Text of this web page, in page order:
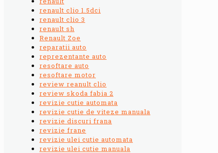
renault clio 1.5dci
renault clio 3
renault sh
Renault Zoe
reparatii auto
reprezentante auto
resoftare auto
resoftare motor
review reanult clio
review skoda fabia 2
revizie cutie automata
revizie cutie de viteze manuala
revizie discuri frana
revizie frane
revizie ulei cutie automata
revizie ulei cutie manuala